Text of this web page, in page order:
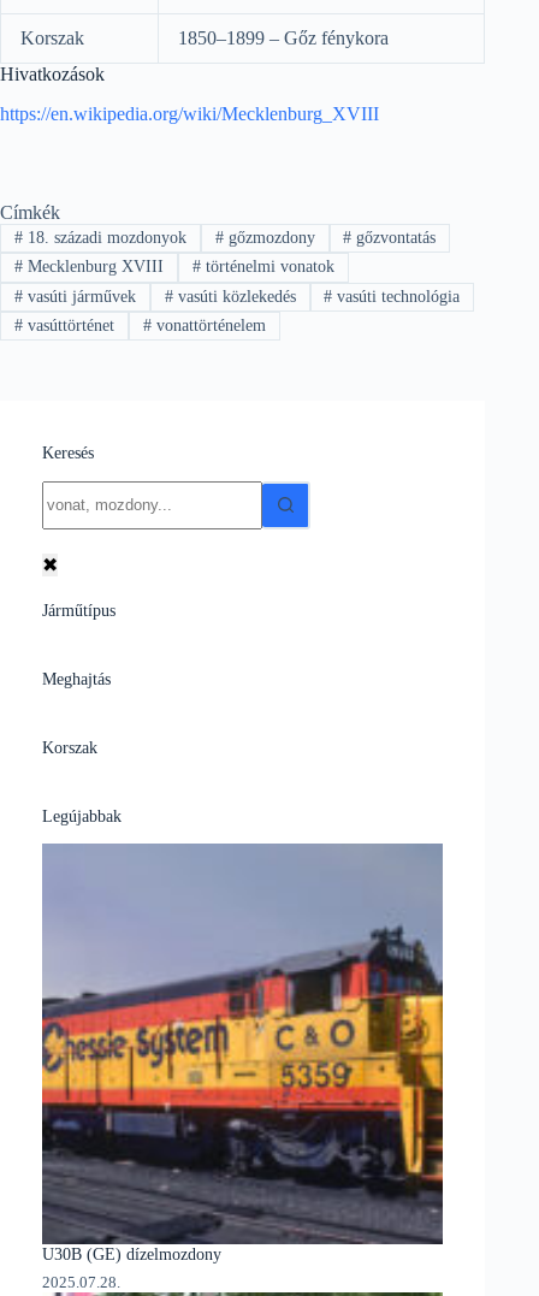
Korszak
1850–1899 – Gőz fénykora
Hivatkozások
https://en.wikipedia.org/wiki/Mecklenburg_XVIII
Címkék
#18. századi mozdonyok #gőzmozdony # gőzvontatás
#Mecklenburg XVIII #történelmi vonatok
#vasúti járművek #vasúti közlekedés # vasúti technológia
#vasúttörténet #vonattörténelem
Keresés
results
✖
Járműtípus
Meghajtás
Korszak
Legújabbak
U30B (GE) dízelmozdony
2025.07.28.